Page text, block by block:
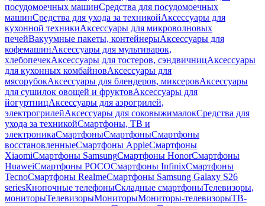
посудомоечных машинСредства для посудомоечных
машинСредства для ухода за техникойАксессуары для
кухонной техникиАксессуары для микроволновых
печейВакуумные пакеты, контейнерыАксессуары для
кофемашинАксессуары для мультиварок,
хлебопечекАксессуары для тостеров, сэндвичницАксессуары
для кухонных комбайновАксессуары для
мясорубокАксессуары для блендеров, миксеровАксессуары
для сушилок овощей и фруктовАксессуары для
йогуртницАксессуары для аэрогрилей,
электрогрилейАксессуары для соковыжималокСредства для
ухода за техникойСмартфоны, ТВ и
электроникаСмартфоныСмартфоныСмартфоны
восстановленныеСмартфоны AppleСмартфоны
XiaomiСмартфоны SamsungСмартфоны HonorСмартфоны
HuaweiСмартфоны POCOСмартфоны InfinixСмартфоны
TecnoСмартфоны RealmeСмартфоны Samsung Galaxy S26
seriesКнопочные телефоныСкладные смартфоныТелевизоры,
мониторыТелевизорыМониторыМониторы-телевизорыТВ-